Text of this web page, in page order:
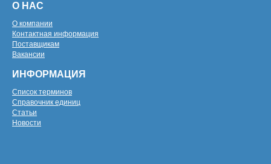
О НАС
О компании
Контактная информация
Поставщикам
Вакансии
ИНФОРМАЦИЯ
Список терминов
Справочник единиц
Статьи
Новости